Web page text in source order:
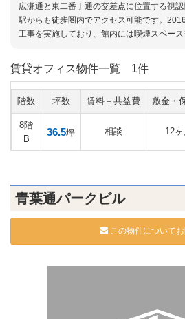
広瀬通と東二番丁通の交差点に位置する視
駅からも徒歩圏内でアクセス可能です。
工事を実施しており、館内には喫煙スペース
賃貸オフィス物件一覧 1件
階数 坪数 賃料＋共益費 敷金・
8階
B
36.5坪 相談 12ヶ
青葉通パークビル
この物件について